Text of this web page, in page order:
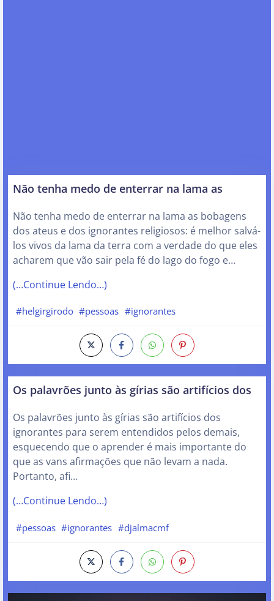
Não tenha medo de enterrar na lama as
Não tenha medo de enterrar na lama as bobagens
dos ateus e dos ignorantes religiosos: é melhor salvá-
los vivos da lama da terra com a verdade do que eles
acharem que vão sair pela fé do lago do fogo e…
(…Continue Lendo…)
#helgirgirodo #pessoas #ignorantes
Os palavrões junto às gírias são artifícios dos
Os palavrões junto às gírias são artifícios dos
ignorantes para serem entendidos pelos demais,
esquecendo que o aprender é mais importante do
que as vans afirmações que não levam a nada.
Portanto, afi…
(…Continue Lendo…)
#pessoas #ignorantes #djalmacmf